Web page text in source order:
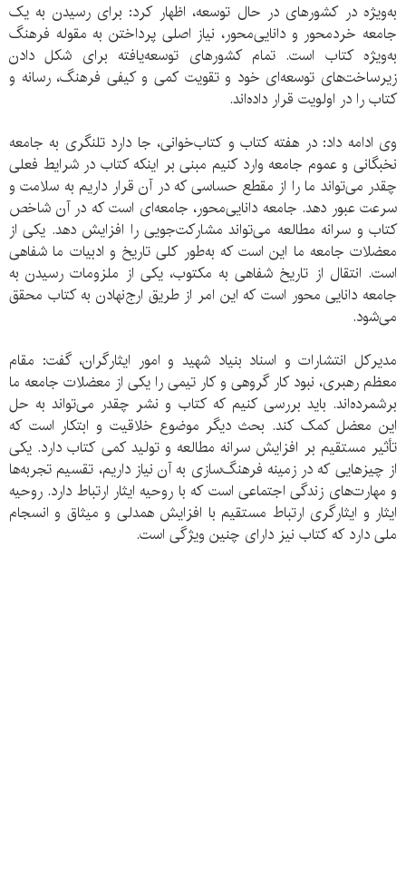
به‌ویژه در کشورهای در حال توسعه، اظهار کرد: برای رسیدن به یک
جامعه خردمحور و دانایی‌محور، نیاز اصلی پرداختن به مقوله فرهنگ
به‌ویژه کتاب است. تمام کشورهای توسعه‌یافته برای شکل دادن
زیرساخت‌های توسعه‌ای خود و تقویت کمی و کیفی فرهنگ، رسانه و
کتاب را در اولویت قرار داده‌اند.
وی ادامه داد: در هفته کتاب و کتاب‌خوانی، جا دارد تلنگری به جامعه
نخبگانی و عموم جامعه وارد کنیم مبنی بر اینکه کتاب در شرایط فعلی
چقدر می‌تواند ما را از مقطع حساسی که در آن قرار داریم به سلامت و
سرعت عبور دهد. جامعه دانایی‌محور، جامعه‌ای است که در آن شاخص
کتاب و سرانه مطالعه می‌تواند مشارکت‌جویی را افزایش دهد. یکی از
معضلات جامعه ما این است که به‌طور کلی تاریخ و ادبیات ما شفاهی
است. انتقال از تاریخ شفاهی به مکتوب، یکی از ملزومات رسیدن به
جامعه دانایی محور است که این امر از طریق ارج‌نهادن به کتاب محقق
می‌شود.
مدیرکل انتشارات و اسناد بنیاد شهید و امور ایثارگران، گفت: مقام
معظم رهبری، نبود کار گروهی و کار تیمی را یکی از معضلات جامعه ما
برشمرده‌اند. باید بررسی کنیم که کتاب و نشر چقدر می‌تواند به حل
این معضل کمک کند. بحث دیگر موضوع خلاقیت و ابتکار است که
تأثیر مستقیم بر افزایش سرانه مطالعه و تولید کمی کتاب دارد. یکی
از چیزهایی که در زمینه فرهنگ‌سازی به آن نیاز داریم، تقسیم تجربه‌ها
و مهارت‌های زندگی اجتماعی است که با روحیه ایثار ارتباط دارد. روحیه
ایثار و ایثارگری ارتباط مستقیم با افزایش همدلی و میثاق و انسجام
ملی دارد که کتاب نیز دارای چنین ویژگی است.